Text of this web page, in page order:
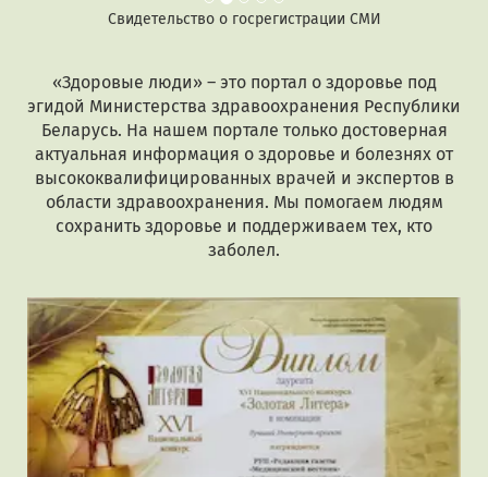
Свидетельство о госрегистрации СМИ
«Здоровые люди» – это портал о здоровье под
эгидой Министерства здравоохранения Республики
Беларусь. На нашем портале только достоверная
актуальная информация о здоровье и болезнях от
высококвалифицированных врачей и экспертов в
области здравоохранения. Мы помогаем людям
сохранить здоровье и поддерживаем тех, кто
заболел.